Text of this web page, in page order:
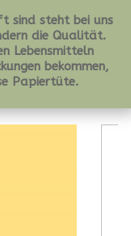
sind steht bei uns
die Qualität.
Lebensmitteln
bekommen,
Papiertüte.